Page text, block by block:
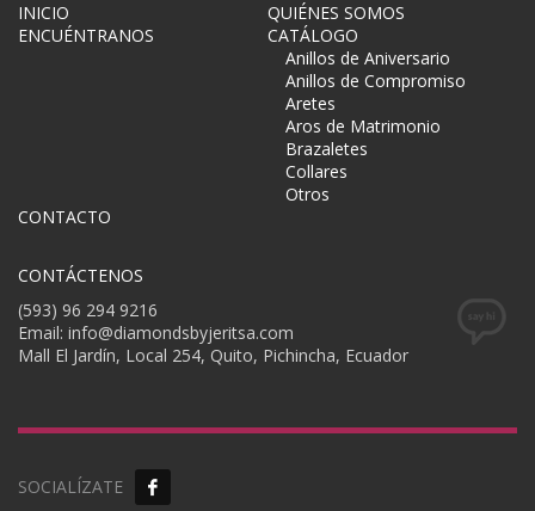
INICIO
QUIÉNES SOMOS
ENCUÉNTRANOS
CATÁLOGO
Anillos de Aniversario
Anillos de Compromiso
Aretes
Aros de Matrimonio
Brazaletes
Collares
Otros
CONTACTO
CONTÁCTENOS
(593) 96 294 9216
Email: info@diamondsbyjeritsa.com
Mall El Jardín, Local 254, Quito, Pichincha, Ecuador
SOCIALÍZATE